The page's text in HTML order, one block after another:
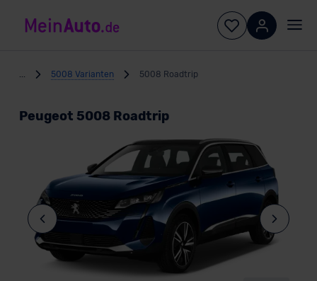
5008 Varianten 5008 Roadtrip
Peugeot 5008 Roadtrip